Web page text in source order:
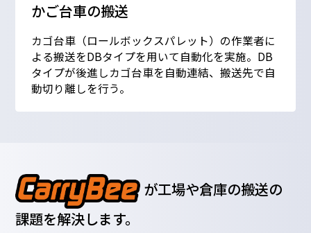
かご台車の搬送
カゴ台車（ロールボックスパレット）の作業者に
よる搬送をDBタイプを用いて自動化を実施。DB
タイプが後進しカゴ台車を自動連結、搬送先で自
動切り離しを行う。
が工場や倉庫の搬送の
課題を解決します。